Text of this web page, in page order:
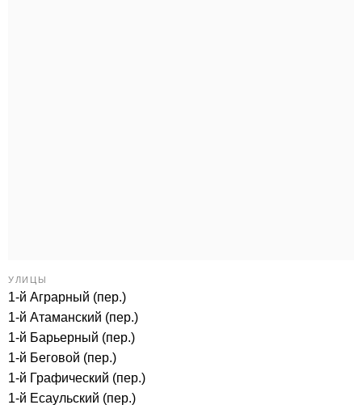
УЛИЦЫ
1-й Аграрный (пер.)
1-й Атаманский (пер.)
1-й Барьерный (пер.)
1-й Беговой (пер.)
1-й Графический (пер.)
1-й Есаульский (пер.)